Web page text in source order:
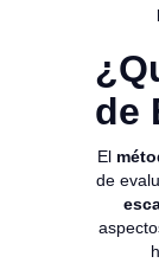
de
El
de